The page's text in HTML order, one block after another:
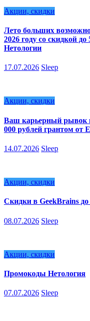
Акции, скидки
Лето больших
2026 году со скидкой
Нетологии
17.07.2026 Sleep
Акции, скидки
Ваш карьерный рывок в
000 рублей грантом от
14.07.2026 Sleep
Акции, скидки
Скидки в GeekBrains до
08.07.2026 Sleep
Акции, скидки
Промокоды Нетология
07.07.2026 Sleep